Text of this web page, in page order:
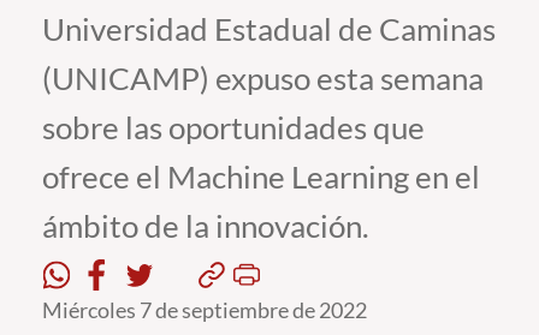
Pregrado
Postgrado
Formación Continua
Académicos
Funcionarios
Universidad Estadual de Caminas
(UNICAMP) expuso esta semana
sobre las oportunidades que
ofrece el Machine Learning en el
ámbito de la innovación.
Miércoles 7 de septiembre de 2022